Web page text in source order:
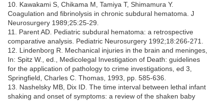
10. Kawakami S, Chikama M, Tamiya T, Shimamura Y.
Coagulation and fibrinolysis in chronic subdural hematoma. J
Neurosurgery 1989;25:25-29.
11. Parent AD. Pediatric subdural hematoma: a retrospective
comparative analysis. Pediatric Neurosurgery 1992;18:266-271.
12. Lindenborg R. Mechanical injuries in the brain and meninges,
In: Spitz W., ed., Medicolegal Investigation of Death: guidelines
for the application of pathology to crime investigations, ed 3,
Springfield, Charles C. Thomas, 1993, pp. 585-636.
13. Nashelsky MB, Dix ID. The time interval between lethal infant
shaking and onset of symptoms: a review of the shaken baby